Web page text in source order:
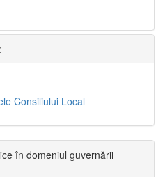
Consiliului Local
în domeniul guvernării